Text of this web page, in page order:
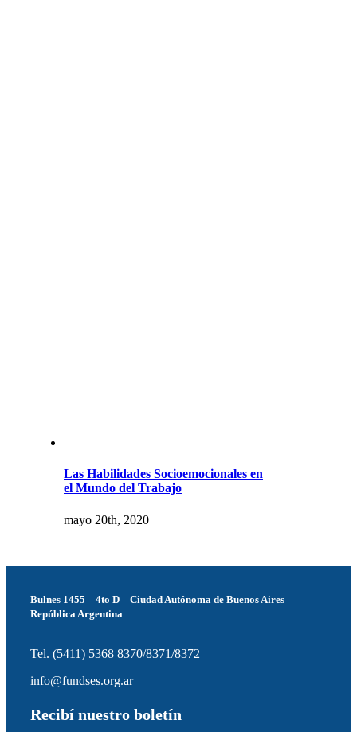
Las Habilidades Socioemocionales en
el Mundo del Trabajo
mayo 20th, 2020
Bulnes 1455 – 4to D – Ciudad Autónoma de Buenos Aires –
República Argentina
Tel. (5411) 5368 8370/8371/8372
info@fundses.org.ar
Recibí nuestro boletín